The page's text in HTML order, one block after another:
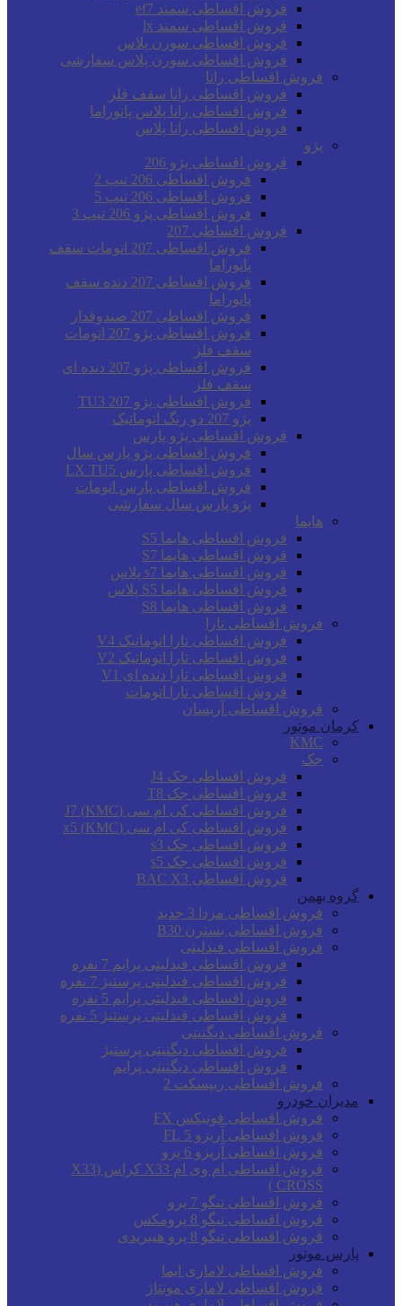
فروش اقساطی سمند ef7
فروش اقساطی سمند lx
فروش اقساطی سورن پلاس
فروش اقساطی سورن پلاس سفارشی
فروش اقساطی رانا
فروش اقساطی رانا سقف فلز
فروش اقساطی رانا پلاس پانوراما
فروش اقساطی رانا پلاس
پژو
فروش اقساطی پژو 206
فروش اقساطی 206 تیپ 2
فروش اقساطی 206 تیپ 5
فروش اقساطی پژو 206 تیپ 3
فروش اقساطی 207
فروش اقساطی 207 اتومات سقف
پانوراما
فروش اقساطی 207 دنده سقف
پانوراما
فروش اقساطی 207 صندوقدار
فروش اقساطی پژو 207 اتومات
سقف فلز
فروش اقساطی پژو 207 دنده ای
سقف فلز
فروش اقساطی پژو 207 TU3
پژو 207 دو رنگ اتوماتیک
فروش اقساطی پژو پارس
فروش اقساطی پژو پارس سال
فروش اقساطی پارس LX TU5
فروش اقساطی پارس اتومات
پژو پارس سال سفارشی
هایما
فروش اقساطی هایما S5
فروش اقساطی هایما S7
فروش اقساطی هایما s7 پلاس
فروش اقساطی هایما S5 پلاس
فروش اقساطی هایما S8
فروش اقساطی تارا
فروش اقساطی تارا اتوماتیک V4
فروش اقساطی تارا اتوماتیک V2
فروش اقساطی تارا دنده ای V1
فروش اقساطی تارا اتومات
فروش اقساطی آریسان
کرمان موتور
KMC
جک
فروش اقساطی جک J4
فروش اقساطی جک T8
فروش اقساطی کی ام سی (KMC) J7
فروش اقساطی کی ام سی (KMC) x5
فروش اقساطی جک s3
فروش اقساطی جک s5
فروش اقساطی BAC X3
گروه بهمن
فروش اقساطی مزدا 3 جدید
فروش اقساطی بسترن B30
فروش اقساطی فیدلیتی
فروش اقساطی فیدلیتی پرایم 7 نفره
فروش اقساطی فیدلیتی پرستیژ 7 نفره
فروش اقساطی فیدلیتی پرایم 5 نفره
فروش اقساطی فیدلیتی پرستیژ 5 نفره
فروش اقساطی دیگنیتی
فروش اقساطی دیگنیتی پرستیژ
فروش اقساطی دیگنیتی پرایم
فروش اقساطی ریپسکت 2
مدیران خودرو
فروش اقساطی فونیکس FX
فروش اقساطی آریزو 5 FL
فروش اقساطی آریزو 6 پرو
فروش اقساطی ام وی ام X33 کراس (X33
CROSS )
فروش اقساطی تیگو 7 پرو
فروش اقساطی تیگو 8 پرومکس
فروش اقساطی تیگو 8 پرو هیبریدی
پارس موتور
فروش اقساطی لاماری ایما
فروش اقساطی لاماری مونتاژ